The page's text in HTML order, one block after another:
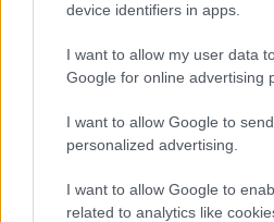
device identifiers in apps.
I want to allow my user data
Google for online advertising
I want to allow Google to
personalized advertising.
I want to allow Google to
related to analytics like